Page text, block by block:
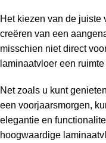
Het kiezen van de juiste
creëren van een
misschien niet direct
laminaatvloer een
Net zoals u kunt
een voorjaarsmorgen,
elegantie en
hoogwaardige